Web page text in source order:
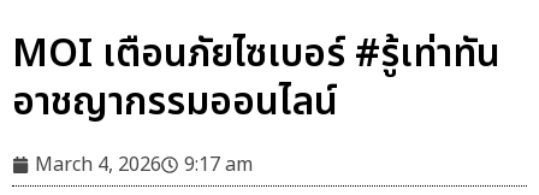
MOI เตือนภัยไซเบอร์ #รู้เท่าทัน
อาชญากรรมออนไลน์
March 4, 2026 9:17 am